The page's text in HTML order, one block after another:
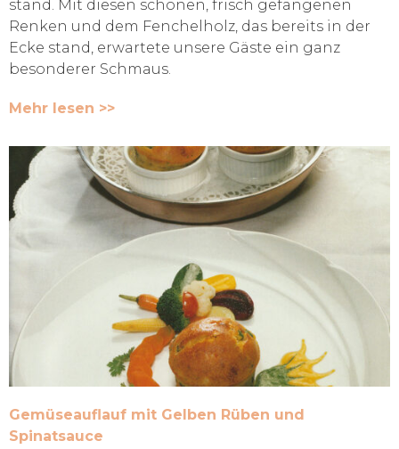
stand. Mit diesen schönen, frisch gefangenen
Renken und dem Fenchelholz, das bereits in der
Ecke stand, erwartete unsere Gäste ein ganz
besonderer Schmaus.
Mehr lesen >>
Gemüseauflauf mit Gelben Rüben und
Spinatsauce